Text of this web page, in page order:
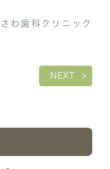
さわ歯科クリニック
NEXT